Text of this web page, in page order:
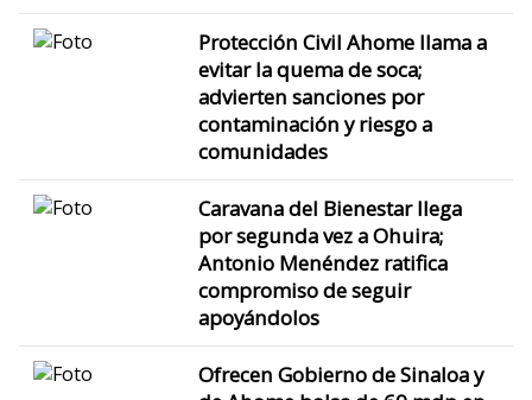
Protección Civil Ahome llama a
evitar la quema de soca;
advierten sanciones por
contaminación y riesgo a
comunidades
Caravana del Bienestar llega
por segunda vez a Ohuira;
Antonio Menéndez ratifica
compromiso de seguir
apoyándolos
Ofrecen Gobierno de Sinaloa y